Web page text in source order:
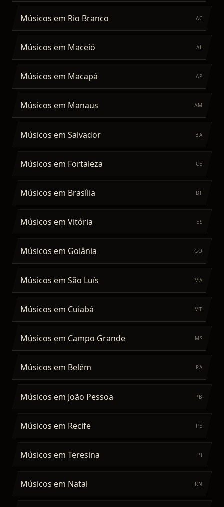
Músicos em Rio Branco AC
Músicos em Maceió AL
Músicos em Macapá AP
Músicos em Manaus AM
Músicos em Salvador BA
Músicos em Fortaleza CE
Músicos em Brasília DF
Músicos em Vitória ES
Músicos em Goiânia GO
Músicos em São Luís MA
Músicos em Cuiabá MT
Músicos em Campo Grande MS
Músicos em Belém PA
Músicos em João Pessoa PB
Músicos em Recife PE
Músicos em Teresina PI
Músicos em Natal RN